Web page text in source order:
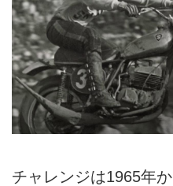
チャレンジは1965年